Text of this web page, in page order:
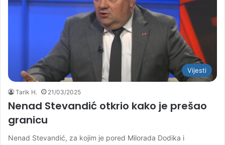
Vijesti
Tarik H. 21/03/2025
Nenad Stevandić otkrio kako je prešao
granicu
Nenad Stevandić, za kojim je pored Milorada Dodika i